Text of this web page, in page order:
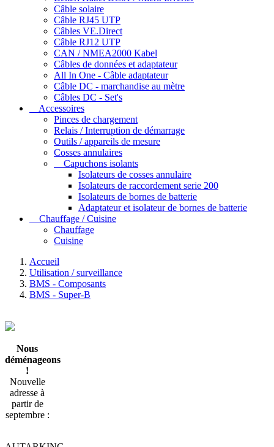
Câble solaire
Câble RJ45 UTP
Câbles VE.Direct
Câble RJ12 UTP
CAN / NMEA2000 Kabel
Câbles de données et adaptateur
All In One - Câble adaptateur
Câble DC - marchandise au mètre
Câbles DC - Set's
Accessoires
Pinces de chargement
Relais / Interruption de démarrage
Outils / appareils de mesure
Cosses annulaires
Capuchons isolants
Isolateurs de cosses annulaire
Isolateurs de raccordement serie 200
Isolateurs de bornes de batterie
Adaptateur et isolateur de bornes de batterie
Chauffage / Cuisine
Chauffage
Cuisine
Accueil
Utilisation / surveillance
BMS - Composants
BMS - Super-B
Nous
déménageons
!
Nouvelle
adresse à
partir de
septembre :